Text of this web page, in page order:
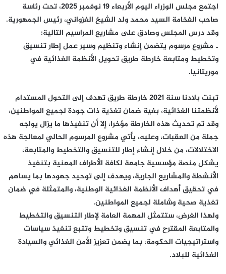
اجتمع مجلس الوزراء اليوم الأربعاء 19 نوفمبر 2025، تحت رئاسة
صاحب الفخامة السيد محمد ولد الشيخ الغزواني، رئيس الجمهورية.
وقد درس المجلس وصادق على مشاريع المراسيم التالية:
‐ مشروع مرسوم يتضمن إنشاء وتنظيم وسير عمل إطار تنسيق
وتخطيط ومتابعة خارطة طريق تحويل الأنظمة الغذائية في
موريتانيا.
تبنت بلادنا سنة 2021 خارطة طريق تهدف إلى التحول المستدام
لأنظمتنا الغذائية، بغية ضمان تغذية ذات جودة لجميع المواطنين،
وقد تم تحديث هذه الخارطة مؤخرا، إلا أن تنفيذها ما يزال يواجه
جملة من العقبات، وعليه، يأتي مشروع المرسوم الحالي لمعالجة هذه
الاختلالات، من خلال إنشاء إطار للتنسيق والتخطيط والمتابعة،
يشكل منصة مؤسسية جامعة لكافة الأطراف المعنية بتنفيذ
الأنشطة والمشاريع الجارية، ويهدف إلى توحيد جهودها بما يساهم
في تحقيق أهداف الأنظمة الغذائية الوطنية، والمتمثلة في ضمان
تغذية صحية وشاملة لجميع المواطنين.
ولهذا الغرض، ستتمثل المهمة العامة لإطار التنسيق والتخطيط
والمتابعة المقترح في تنسيق وتخطيط وتتبع تنفيذ سياسات
واستراتيجيات الحكومة، بما يضمن تعزيز الأمن الغذائي والسيادة
الغذائية للبلاد.